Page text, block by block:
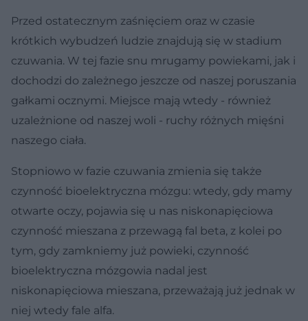
Przed ostatecznym zaśnięciem oraz w czasie
krótkich wybudzeń ludzie znajdują się w stadium
czuwania. W tej fazie snu mrugamy powiekami, jak i
dochodzi do zależnego jeszcze od naszej poruszania
gałkami ocznymi. Miejsce mają wtedy - również
uzależnione od naszej woli - ruchy różnych mięśni
naszego ciała.
Stopniowo w fazie czuwania zmienia się także
czynność bioelektryczna mózgu: wtedy, gdy mamy
otwarte oczy, pojawia się u nas niskonapięciowa
czynność mieszana z przewagą fal beta, z kolei po
tym, gdy zamkniemy już powieki, czynność
bioelektryczna mózgowia nadal jest
niskonapięciowa mieszana, przeważają już jednak w
niej wtedy fale alfa.